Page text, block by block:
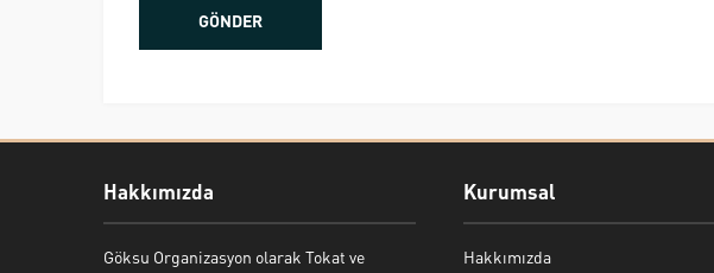
Hakkımızda
Göksu Organizasyon olarak Tokat ve
Kurumsal
Hakkımızda
Bekir Kiper